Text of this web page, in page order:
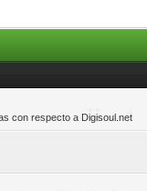
con respecto a Digisoul.net